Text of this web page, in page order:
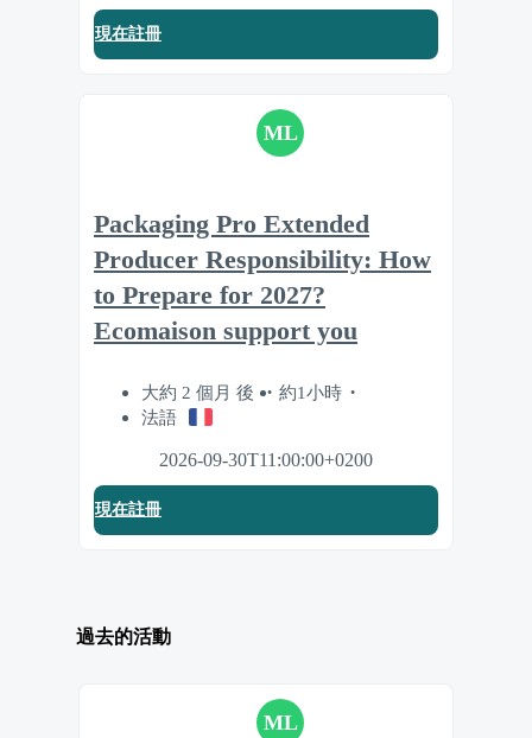
現在註冊
ML
Packaging Pro Extended
Producer Responsibility: How
to Prepare for 2027?
Ecomaison support you
大約 2 個月 後
約1小時
法語
2026-09-30T11:00:00+0200
現在註冊
過去的活動
ML